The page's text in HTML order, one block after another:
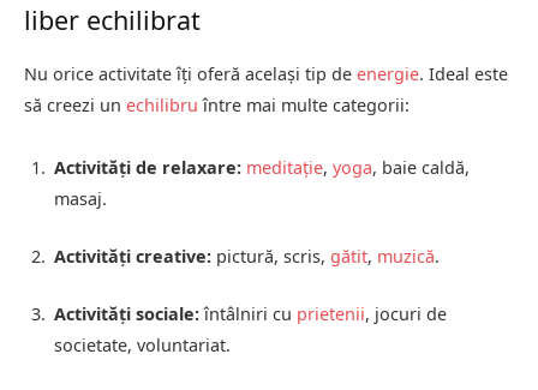
liber echilibrat
Nu orice activitate îți oferă același tip de energie. Ideal este
să creezi un echilibru între mai multe categorii:
Activități de relaxare: meditație, yoga, baie caldă,
masaj.
Activități creative: pictură, scris, gătit, muzică.
Activități sociale:întâlniri cu prietenii, jocuri de
societate, voluntariat.